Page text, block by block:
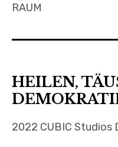
RAUM
HEILEN,
2022 CUBIC Studios